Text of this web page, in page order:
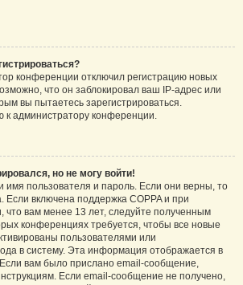
конференции отключил регистрацию новых
что он заблокировал ваш IP-адрес или
вы пытаетесь зарегистрироваться.
к администратору конференции.
но не могу войти!
имя пользователя и пароль. Если они верны, то
Если включена поддержка COPPA и при
что вам менее 13 лет, следуйте полученным
конференциях требуется, чтобы все новые
пользователями или
в систему. Эта информация отображается в
вам было прислано email-сообщение,
Если email-сообщение не получено,